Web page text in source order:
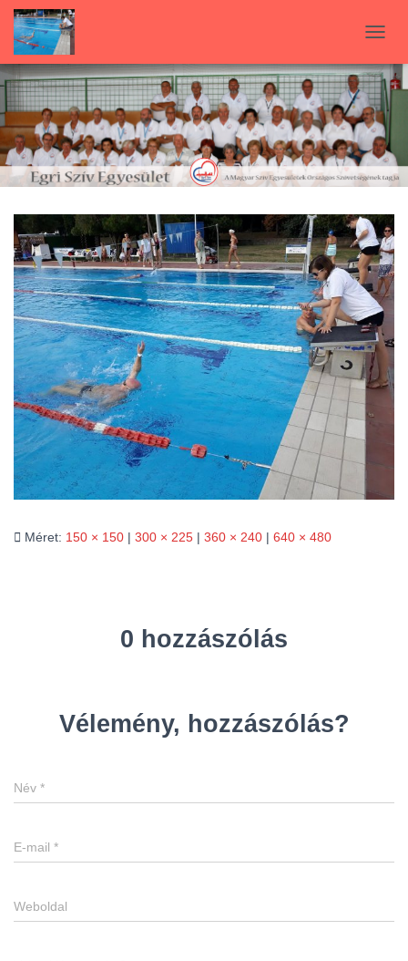
A
V
I
G
Á
C
I
Ó
E
-
/
K
I
K
A
P
C
S
O
Méret: 150 × 150 | 300 × 225 | 360 × 240 | 640 × 480
0 hozzászólás
Vélemény, hozzászólás?
Név *
E-mail *
Weboldal